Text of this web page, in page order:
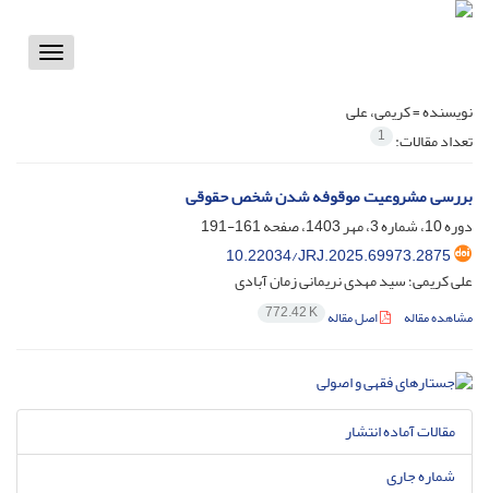
Toggle
نویسنده =کریمی، علی
تعداد مقالات: 1
بررسی مشروعیت موقوفه شدن شخص حقوقی
دوره 10، شماره 3، مهر 1403، صفحه
161-191
10.22034/JRJ.2025.69973.2875
علی کریمی؛ سید مهدی نریمانی زمان آبادی
مشاهده مقاله اصل مقاله 772.42 K
مقالات آماده انتشار
شماره جاری